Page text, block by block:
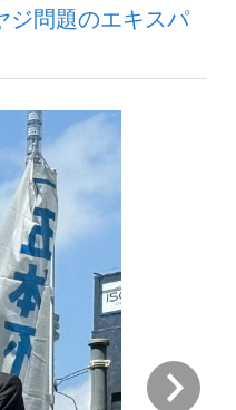
いされているのが悲しい」『
いまさら聞けない資産運用のす
ジ問題のエキスパ